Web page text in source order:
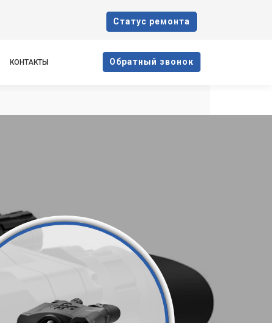
Cтатус ремонта
КОНТАКТЫ Oбратный звонок